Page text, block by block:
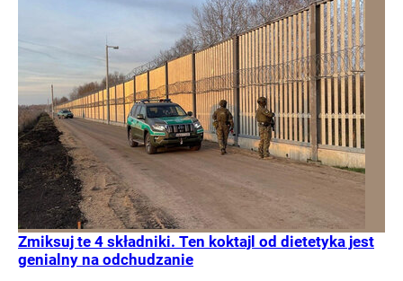
Zmiksuj te 4 składniki. Ten koktajl od dietetyka jest
genialny na odchudzanie